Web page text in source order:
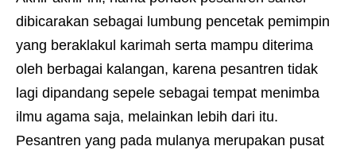
dibicarakan sebagai lumbung pencetak pemimpin
yang beraklakul karimah serta mampu diterima
oleh berbagai kalangan, karena pesantren tidak
lagi dipandang sepele sebagai tempat menimba
ilmu agama saja, melainkan lebih dari itu.
Pesantren yang pada mulanya merupakan pusat